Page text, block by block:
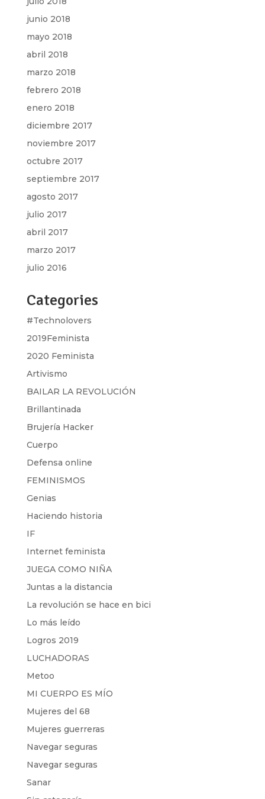
junio 2018
mayo 2018
abril 2018
marzo 2018
febrero 2018
enero 2018
diciembre 2017
noviembre 2017
octubre 2017
septiembre 2017
agosto 2017
julio 2017
abril 2017
marzo 2017
julio 2016
Categories
#Technolovers
2019Feminista
2020 Feminista
Artivismo
BAILAR LA REVOLUCIÓN
Brillantinada
Brujería Hacker
Cuerpo
Defensa online
FEMINISMOS
Genias
Haciendo historia
IF
Internet feminista
JUEGA COMO NIÑA
Juntas a la distancia
La revolución se hace en bici
Lo más leído
Logros 2019
LUCHADORAS
Metoo
MI CUERPO ES MÍO
Mujeres del 68
Mujeres guerreras
Navegar seguras
Navegar seguras
Sanar